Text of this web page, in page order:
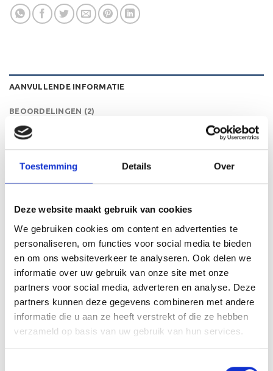
Toestemming Details Over
Deze website maakt gebruik van cookies
We gebruiken cookies om content en advertenties te
personaliseren, om functies voor social media te bieden
en om ons websiteverkeer te analyseren. Ook delen we
informatie over uw gebruik van onze site met onze
partners voor social media, adverteren en analyse. Deze
partners kunnen deze gegevens combineren met andere
informatie die u aan ze heeft verstrekt of die ze hebben
verzameld op basis van uw gebruik van hun services.
AANVULLENDE INFORMATIE
BEOORDELINGEN (2)
55x55x50 mm
LEVERTIJD 2 werkdagen
GERELATEERDE PRODUCTEN
Toevoegen
verlanglijst
Toevoegen
verlanglijst